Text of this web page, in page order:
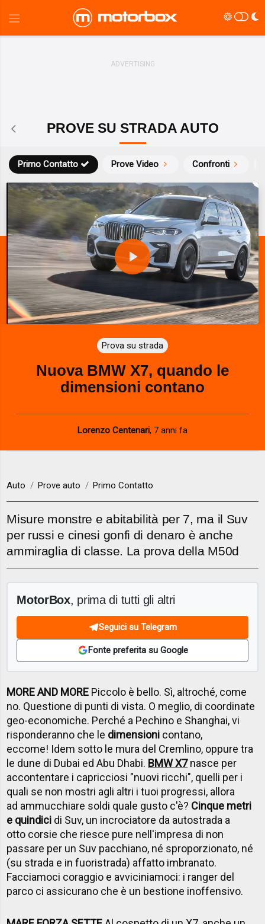
PROVE SU STRADA AUTO
Prove Video Confronti
Primo Contatto
P
l
a
y
V
d
e
o
Prova su strada
Nuova BMW X7, quando le
dimensioni contano
Lorenzo Centenari, 7 anni fa
Auto Prove auto Primo Contatto
Misure monstre e abitabilità per 7, ma il Suv
per russi e cinesi gonfi di denaro è anche
ammiraglia di classe. La prova della M50d
MotorBox, prima di tutti gli altri
Seguici su Telegram
Fonte preferita su Google
MORE AND MORE Piccolo è bello. Sì, altroché, come
no. Questione di punti di vista. O meglio, di coordinate
geo-economiche. Perché a Pechino e Shanghai, vi
risponderanno che le dimensioni contano,
eccome! Idem sotto le mura del Cremlino, oppure tra
le dune di Dubai ed Abu Dhabi. BMW X7nasce per
accontentare i capricciosi "nuovi ricchi", quelli per i
quali se non mostri agli altri i tuoi progressi, allora
ad ammucchiare soldi quale gusto c'è? Cinque metri
e quindici di Suv, un incrociatore da autostrada a
otto corsie che riesce pure nell'impresa di non
passare per un Suv pacchiano, né sproporzionato, né
(su strada e in fuoristrada) affatto imbranato.
Facciamoci coraggio e avviciniamoci: i ranger del
parco ci assicurano che è un bestione inoffensivo.